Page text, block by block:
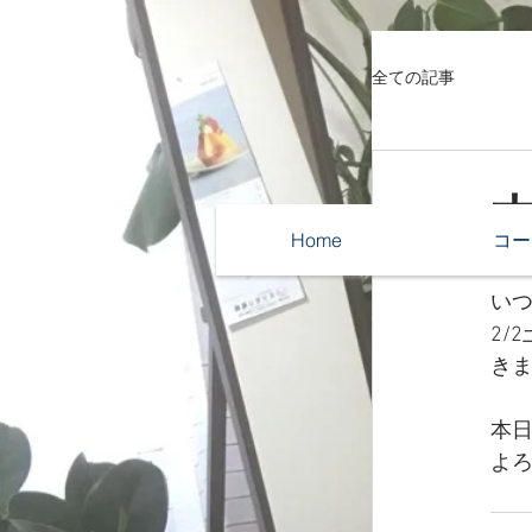
全ての記事
い
2/2
き
本
よ
Home コ